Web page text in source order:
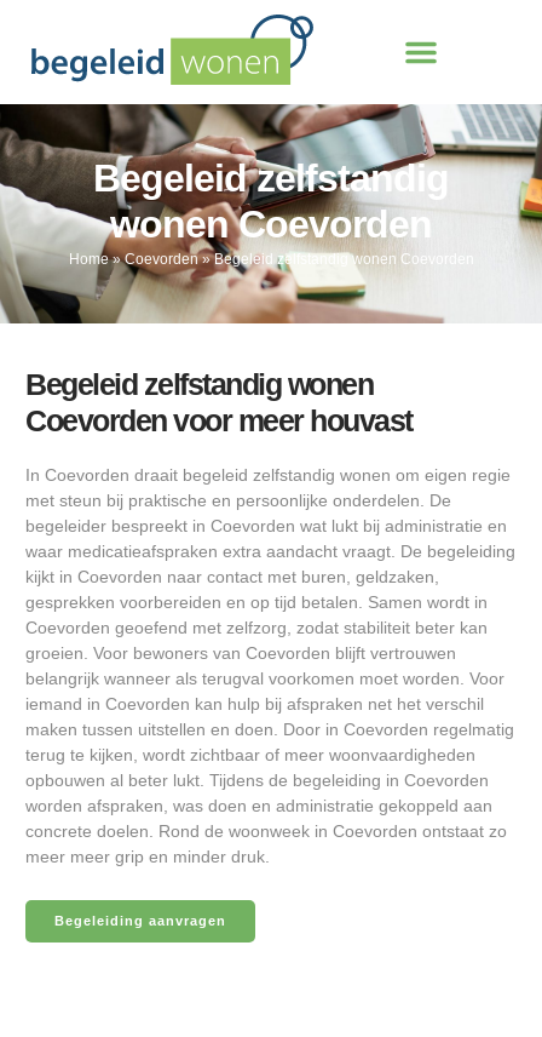
Begeleid zelfstandig
wonen Coevorden
Home»Coevorden»Begeleid zelfstandig wonen Coevorden
Begeleid zelfstandig wonen
Coevorden voor meer houvast
In Coevorden draait begeleid zelfstandig wonen om eigen regie
met steun bij praktische en persoonlijke onderdelen. De
begeleider bespreekt in Coevorden wat lukt bij administratie en
waar medicatieafspraken extra aandacht vraagt. De begeleiding
kijkt in Coevorden naar contact met buren, geldzaken,
gesprekken voorbereiden en op tijd betalen. Samen wordt in
Coevorden geoefend met zelfzorg, zodat stabiliteit beter kan
groeien. Voor bewoners van Coevorden blijft vertrouwen
belangrijk wanneer als terugval voorkomen moet worden. Voor
iemand in Coevorden kan hulp bij afspraken net het verschil
maken tussen uitstellen en doen. Door in Coevorden regelmatig
terug te kijken, wordt zichtbaar of meer woonvaardigheden
opbouwen al beter lukt. Tijdens de begeleiding in Coevorden
worden afspraken, was doen en administratie gekoppeld aan
concrete doelen. Rond de woonweek in Coevorden ontstaat zo
meer meer grip en minder druk.
Begeleiding aanvragen